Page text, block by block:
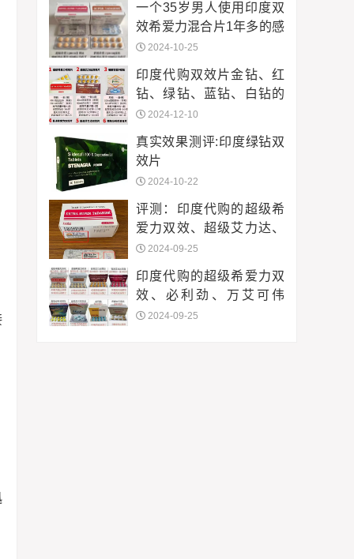
一个35岁男人使用印度双
效希爱力混合片1年多的感
受 2024-10-25
印度代购双效片金钻、红
钻、绿钻、蓝钻、白钻的
区别与选择指南
2024-12-10
真实效果测评:印度绿钻双
效片
2024-10-22
评测：印度代购的超级希
爱力双效、超级艾力达、
必利劲、万艾可伟哥等
2024-09-25
印度代购的超级希爱力双
效、必利劲、万艾可伟
哥、蓝P、蓝蝌蚪、金钻、
2024-09-25